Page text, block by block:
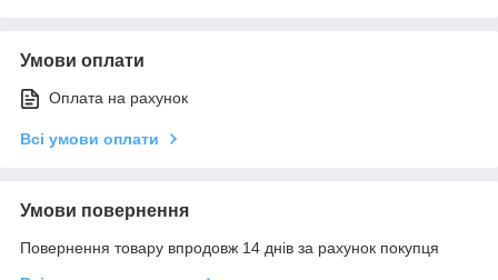
Умови оплати
Оплата на рахунок
Всі умови оплати
Умови повернення
Повернення товару впродовж 14 днів за рахунок покупця